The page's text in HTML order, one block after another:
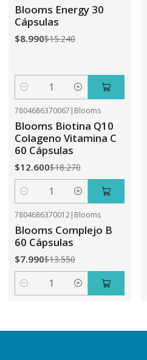
Blooms Energy 30
Cápsulas
$8.990$15.240
Cantidad
7804686370067 | Blooms
Blooms Biotina Q10
Colageno Vitamina C
60 Cápsulas
$12.600$18.270
Cantidad
7804686370012| Blooms
Blooms Complejo B
60 Cápsulas
$7.990$13.550
Cantidad